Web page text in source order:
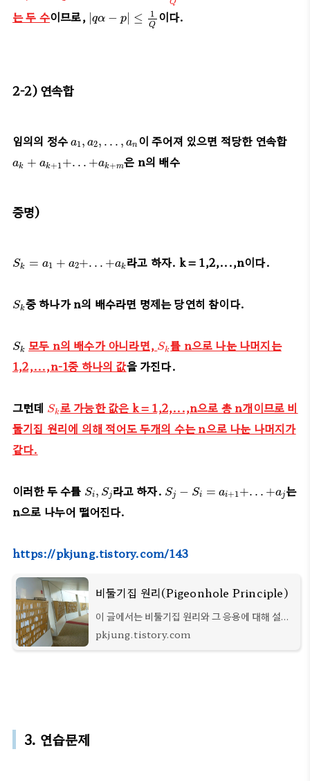
Q
는 두 수이므로, qα − p ≤ 1
Q
| | ≤1 Q 이다.
2-2) 연속합
임의의 정수a1, a2, . . . , an
a1,a2,...,an이 주어져 있으면 적당한 연속합
ak + ak+1 +. . . +ak+m
ak +ak +1+ +ak+ m은 n의 배수
증명)
Sk = a1 + a2+. . . +ak
Sk =a 1+ a 2+ .. k 라고 하자. k = 1,2,...,n이다.
Sk
Sk중 하나가 n의 배수라면 명제는 당연히 참이다.
Sk
Sk 모두 n의 배수가 아니라면, Sk
Sk를 n으로 나눈 나머지는
1,2,...,n-1중 하나의 값을 가진다.
그런데 Sk
Sk 로 가능한 값은 k = 1,2,...,n으로 총 n개이므로 비
둘기집 원리에 의해 적어도 두개의 수는 n으로 나눈 나머지가
같다.
이러한 두 수를 Si, Sj
Si Sj라고 하자. Sj − Si = ai+1+. . . +aj
Sj− i= ai+1 + .
는
n으로 나누어 떨어진다.
https://pkjung.tistory.com/143
비둘기집 원리(Pigeonhole Principle)
이 글에서는 비둘기집 원리와 그 응용에 대해 설명
합니다. 1. 역사적 배경 유한집합에서, n + 1
개체를 n 개 이하의 집합으로 쪼개면 적어도 하나
pkjung.tistory.com
3. 연습문제